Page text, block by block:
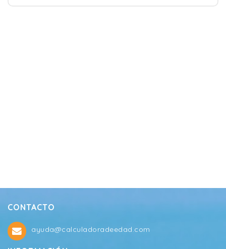
CONTACTO
ayuda@calculadoradeedad.com